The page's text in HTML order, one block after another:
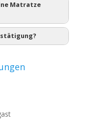
Matratze